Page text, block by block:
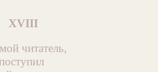
XVIII
читатель,